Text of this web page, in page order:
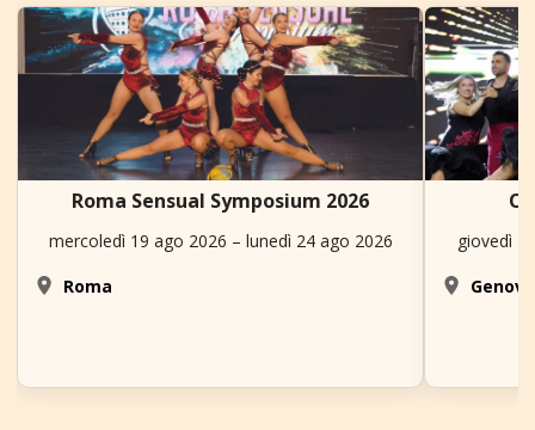
Roma Sensual Symposium 2026
mercoledì 19 ago 2026 – lunedì 24 ago 2026
Roma
giovedì
Genova